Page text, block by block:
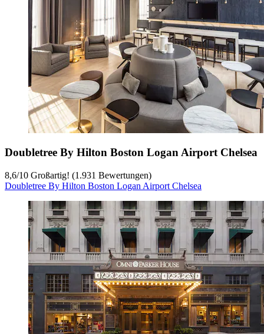
Doubletree By Hilton Boston Logan Airport Chelsea
8,6/10 Großartig! (1.931 Bewertungen)
Doubletree By Hilton Boston Logan Airport Chelsea